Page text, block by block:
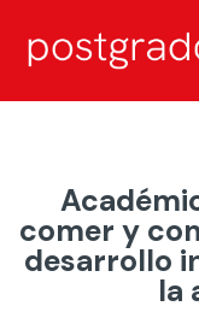
comer y
desarrollo
la